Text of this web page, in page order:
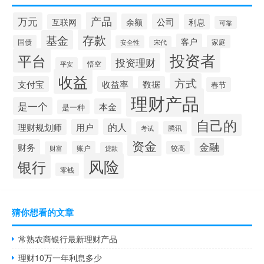
万元 互联网 产品 余额 公司 利息 可靠
国债 基金 存款 安全性 宋代 客户 家庭
平台 平安 悟空 投资理财 投资者
支付宝 收益 收益率 数据 方式 春节
是一个 是一种 本金 理财产品
理财规划师 用户 的人 考试 腾讯 自己的
财务 财富 账户 贷款 资金 较高 金融
银行 零钱 风险
猜你想看的文章
常熟农商银行最新理财产品
理财10万一年利息多少